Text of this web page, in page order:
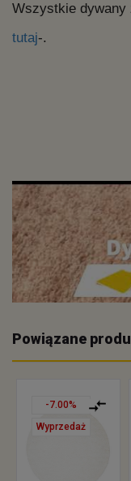
Wszystkie dywany
tutaj-.
Powiązane
-7.00%
Wyprzedaż